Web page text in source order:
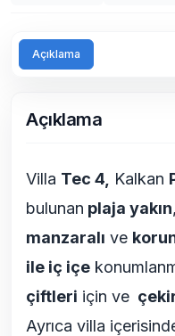
Açıklama
Açıklama
Villa Tec 4, Kalkan
bulunan plaja yakın,
manzaralı ve
ile iç içe
çiftleri için ve
Ayrıca villa